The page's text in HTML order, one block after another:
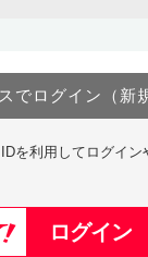
Domain Oneにログイ
Oneアカウント
以下でも登録可能
でログイン（新
を利用してログイン